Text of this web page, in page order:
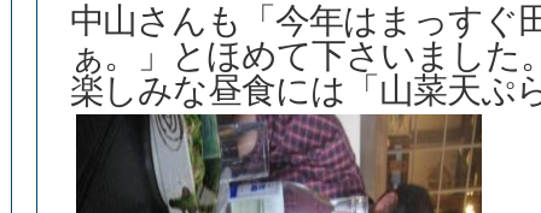
中山さんも「今年はまっすぐ
ぁ。」とほめて下さいました
楽しみな昼食には「山菜天ぷ